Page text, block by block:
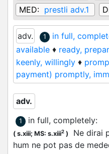
MED: prestli adv.1
adv. 1 in full,
available ♦ ready,
keenly, willingly ♦
payment) promptly,
adv.
1 in full, completely:
( s.xiii; MS: s.xiii2 )
Ne dirai
hum ne pot pas de